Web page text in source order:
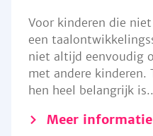
Voor kinderen die
een
niet altijd eenvoudig
met andere
hen heel belangrijk
Meer informatie